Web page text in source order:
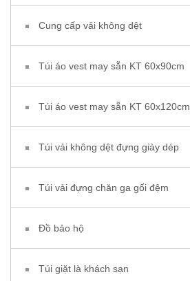
Cung cấp vải không dệt
Túi áo vest may sẵn KT 60x90cm
Túi áo vest may sẵn KT 60x120cm
Túi vải không dệt đựng giày dép
Túi vải đựng chăn ga gối đệm
Đồ bảo hộ
Túi giặt là khách sạn